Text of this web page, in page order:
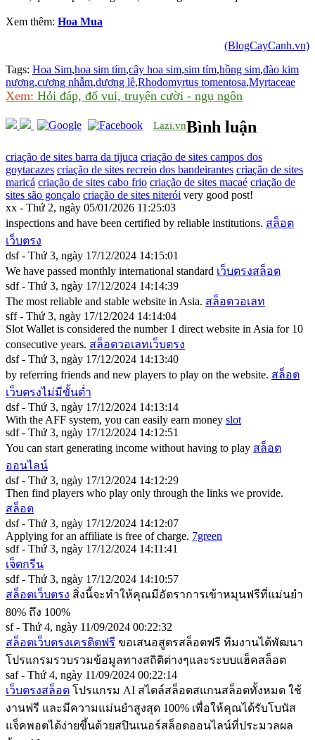
Xem thêm: Hoa Mua
(BlogCayCanh.vn)
Tags: Hoa Sim,hoa sim tím,cây hoa sim,sim tím,hồng sim,đào kim
nương,cương nhẫm,dương lê,Rhodomyrtus tomentosa,Myrtaceae
Xem: Hỏi đáp, đố vui, truyện cười - ngụ ngôn
Lazi.vnBình luận
criação de sites barra da tijuca criação de sites campos dos
goytacazes criação de sites recreio dos bandeirantes criação de sites
maricá criação de sites cabo frio criação de sites macaé criação de
sites são gonçalo criação de sites niterói very good post!
xx - Thứ 2, ngày 05/01/2026 11:25:03
inspections and have been certified by reliable institutions. สล็อต
เว็บตรง
dsf - Thứ 3, ngày 17/12/2024 14:15:01
We have passed monthly international standard เว็บตรงสล็อต
sdf - Thứ 3, ngày 17/12/2024 14:14:39
The most reliable and stable website in Asia. สล็อตวอเลท
sff - Thứ 3, ngày 17/12/2024 14:14:04
Slot Wallet is considered the number 1 direct website in Asia for 10
consecutive years. สล็อตวอเลทเว็บตรง
dsf - Thứ 3, ngày 17/12/2024 14:13:40
by referring friends and new players to play on the website. สล็อต
เว็บตรงไม่มีขั้นต่ำ
dsf - Thứ 3, ngày 17/12/2024 14:13:14
With the AFF system, you can easily earn money slot
sdf - Thứ 3, ngày 17/12/2024 14:12:51
You can start generating income without having to play สล็อต
ออนไลน์
dsf - Thứ 3, ngày 17/12/2024 14:12:29
Then find players who play only through the links we provide.
สล็อต
dsf - Thứ 3, ngày 17/12/2024 14:12:07
Applying for an affiliate is free of charge. 7green
sdf - Thứ 3, ngày 17/12/2024 14:11:41
เจ็ดกรีน
sdf - Thứ 3, ngày 17/12/2024 14:10:57
สล็อตเว็บตรง สิ่งนี้จะทำให้คุณมีอัตราการเข้าหมุนฟรีที่แม่นยำ
80% ถึง 100%
sf - Thứ 4, ngày 11/09/2024 00:22:32
สล็อตเว็บตรงเครดิตฟรี ขอเสนอสูตรสล็อตฟรี ทีมงานได้พัฒนา
โปรแกรมรวบรวมข้อมูลทางสถิติต่างๆและระบบแฮ็คสล็อต
saf - Thứ 4, ngày 11/09/2024 00:22:14
เว็บตรงสล็อต โปรแกรม AI สไตล์สล็อตสแกนสล็อตทั้งหมด ใช้
งานฟรี และมีความแม่นยำสูงสุด 100% เพื่อให้คุณได้รับโบนัส
แจ็คพอตได้ง่ายขึ้นด้วยสปินเนอร์สล็อตออนไลน์ที่ประมวลผล